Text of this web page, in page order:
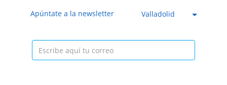
Caducada
Apúntate a la newsletter Valladolid